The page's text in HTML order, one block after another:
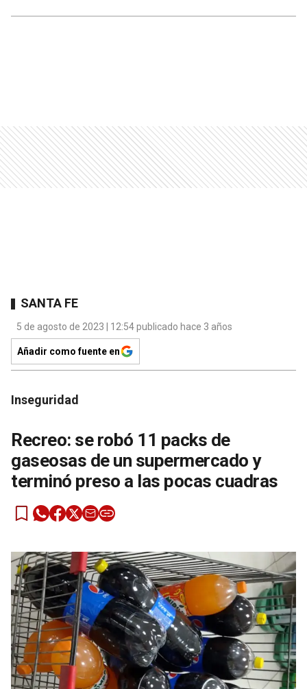
SANTA FE
5 de agosto de 2023 | 12:54 publicado hace 3 años
Añadir como fuente en
Inseguridad
Recreo: se robó 11 packs de
gaseosas de un supermercado y
terminó preso a las pocas cuadras